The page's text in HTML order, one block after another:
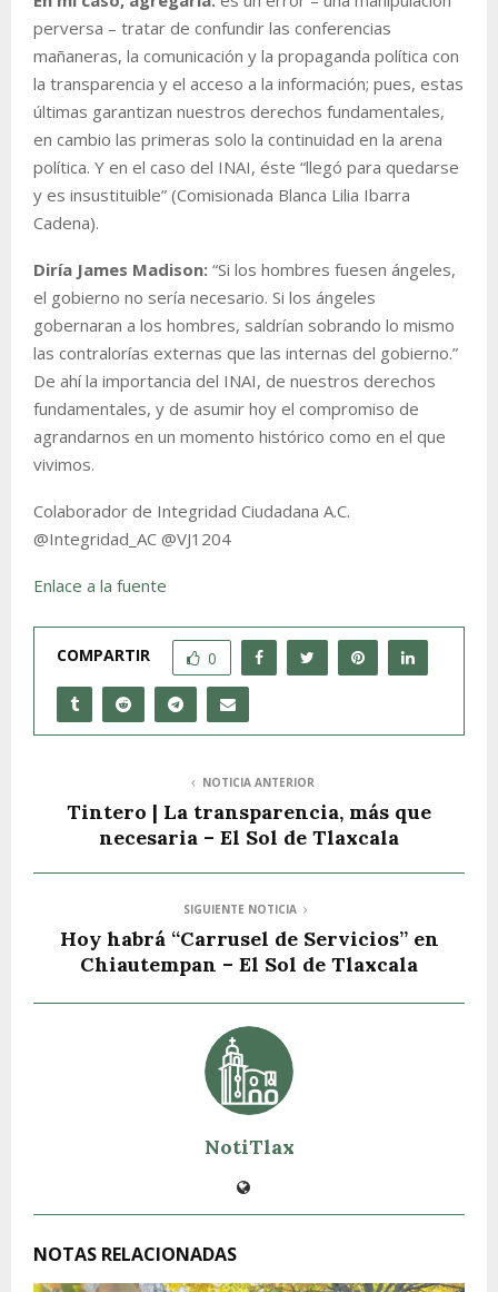
perversa – tratar de confundir las conferencias
mañaneras, la comunicación y la propaganda política con
la transparencia y el acceso a la información; pues, estas
últimas garantizan nuestros derechos fundamentales,
en cambio las primeras solo la continuidad en la arena
política. Y en el caso del INAI, éste “llegó para quedarse
y es insustituible” (Comisionada Blanca Lilia Ibarra
Cadena).
Diría James Madison: “Si los hombres fuesen ángeles,
el gobierno no sería necesario. Si los ángeles
gobernaran a los hombres, saldrían sobrando lo mismo
las contralorías externas que las internas del gobierno.”
De ahí la importancia del INAI, de nuestros derechos
fundamentales, y de asumir hoy el compromiso de
agrandarnos en un momento histórico como en el que
vivimos.
Colaborador de Integridad Ciudadana A.C.
@Integridad_AC @VJ1204
Enlace a la fuente
COMPARTIR 0
NOTICIA ANTERIOR
Tintero | La transparencia, más que
necesaria – El Sol de Tlaxcala
SIGUIENTE NOTICIA
Hoy habrá “Carrusel de Servicios” en
Chiautempan – El Sol de Tlaxcala
NotiTlax
NOTAS RELACIONADAS